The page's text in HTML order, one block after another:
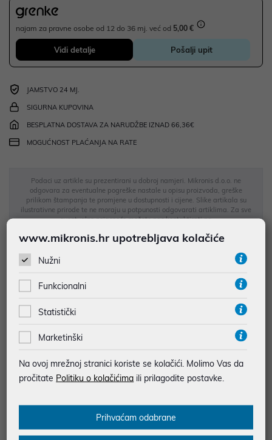
najam za pravne osobe od 12 do 36 mj. već od 5,00 €
Vidi detalje Pošalji upit
JAMSTVO 24 MJ.
SIGURNA KUPOVINA
BESPLATNA DOSTAVA ZA NARUDŽBE IZNAD 66,36€
MOGUĆNOST PLAĆANJA NA RATE
Podaci uz artikle su prezentirani u dobroj namjeri. Mikronis d.o.o. ne
odgovara za eventualne pogreške nastale u opisu proizvoda, greške
prilikom štampanja te promjene u dostupnosti i cijene. Slike artikala su
ilustrativne prirode te ne moraju u potpunosti odgovarati artiklima. Za sve
eventualne nejasnoće možete nas kontaktirati na
The CH780 is a majestic premium ATX Max case that places an
inside. Air flow and radiator compatibility are not ignored, as
and air flow without the need for a mesh front panel.
www.mikronis.hr upotrebljava kolačiće
Nužni
Funkcionalni
Statistički
Marketinški
Na ovoj mrežnoj stranici koriste se kolačići. Molimo Vas da
pročitate Politiku o kolačićima ili prilagodite postavke.
Prihvaćam odabrane